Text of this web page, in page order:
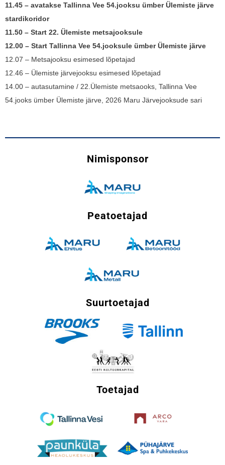
11.45 – avatakse Tallinna Vee 54.jooksu ümber Ülemiste järve
stardikoridor
11.50 – Start 22. Ülemiste metsajooksule
12.00 – Start Tallinna Vee 54.jooksule ümber Ülemiste järve
12.07 – Metsajooksu esimesed lõpetajad
12.46 – Ülemiste järvejooksu esimesed lõpetajad
14.00 – autasutamine / 22.Ülemiste metsaooks, Tallinna Vee
54.jooks ümber Ülemiste järve, 2026 Maru Järvejooksude sari
Nimisponsor
Peatoetajad
Suurtoetajad
Toetajad